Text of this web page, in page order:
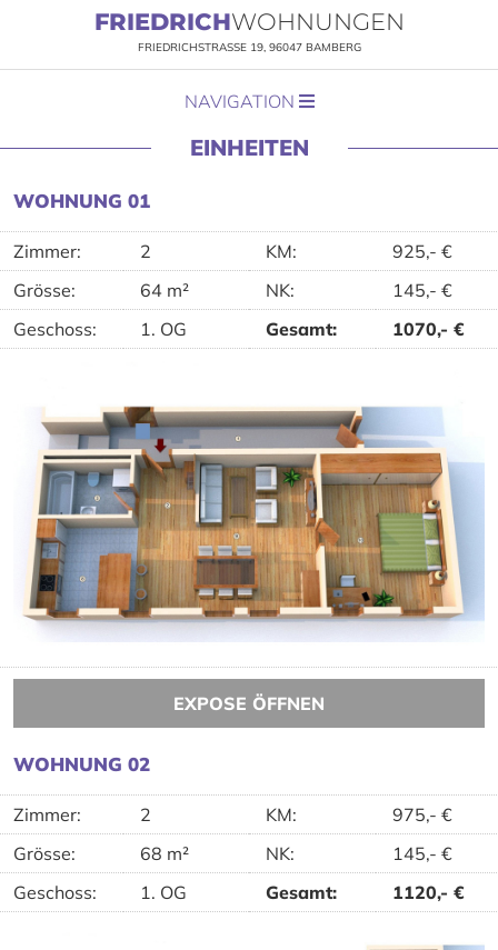
FRIEDRICHWOHNUNGEN
FRIEDRICHSTRASSE 19, 96047 BAMBERG
NAVIGATION
EINHEITEN
WOHNUNG 01
Zimmer:
2
Grösse:
64 m²
Geschoss:
1. OG
KM: 925,- €
NK: 145,- €
Gesamt: 1070,- €
EXPOSE ÖFFNEN
WOHNUNG 02
Zimmer:
2
Grösse:
68 m²
Geschoss:
1. OG
KM: 975,- €
NK: 145,- €
Gesamt: 1120,- €